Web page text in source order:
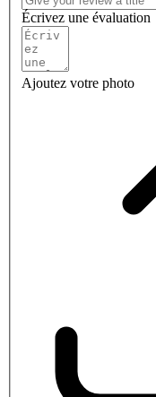
Écrivez une évaluation
Ajoutez votre photo